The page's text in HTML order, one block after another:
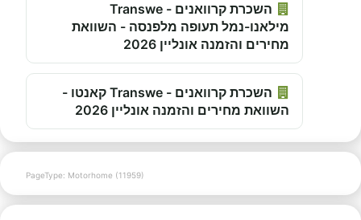
השכרת קרוואנים - Transwe
מילאנו-נמל תעופה מלפנסה - השוואת
מחירים והזמנה אונליין 2026
השכרת קרוואנים - Transwe קאנטו -
השוואת מחירים והזמנה אונליין 2026
PageType: Motorhome (11959)